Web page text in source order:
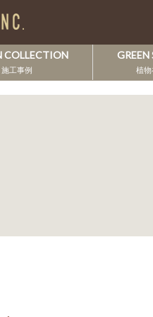
COLLECTION
施工事例 植物